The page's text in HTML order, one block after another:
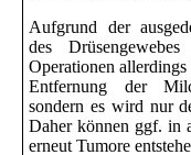
Aufgrund der
des
Operationen
Entfernung der
sondern es wird nur
Daher können ggf. in
erneut Tumore